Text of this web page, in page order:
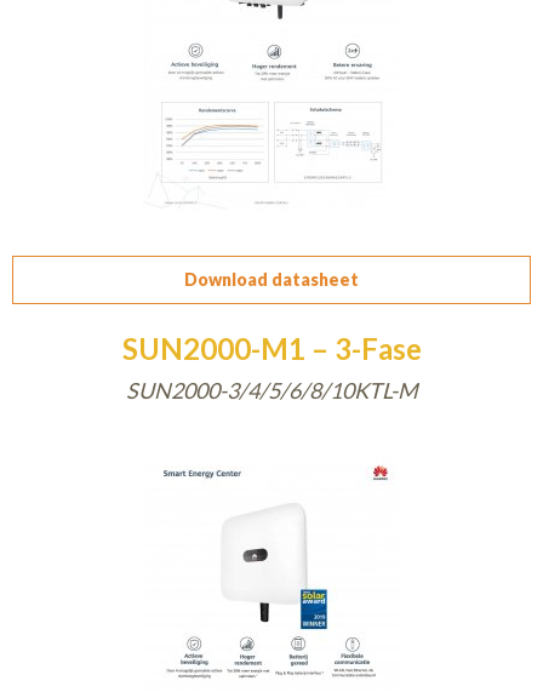
Download datasheet
SUN2000-M1 – 3-Fase
SUN2000-3/4/5/6/8/10KTL-M